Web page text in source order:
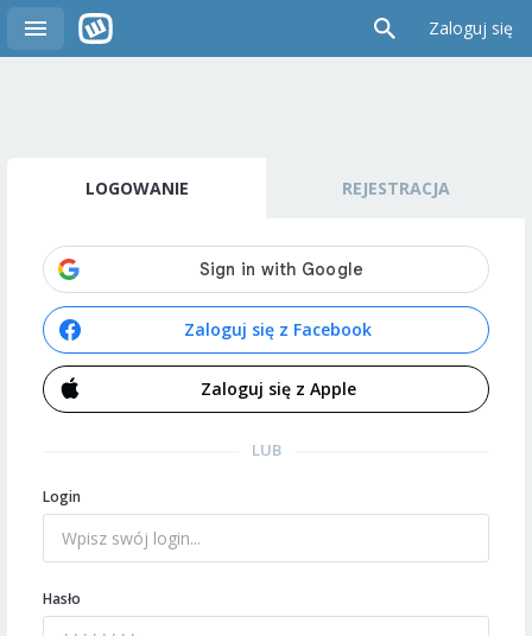
Zaloguj się
LOGOWANIE REJESTRACJA
Zaloguj się z Facebook
Zaloguj się z Apple
LUB
Login
Hasło